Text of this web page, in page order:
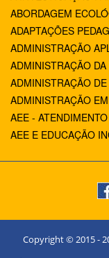
ABORDAGEM
ADAPTAÇÕES
ADMINISTRAÇÃO
ADMINISTRAÇÃO
ADMINISTRAÇÃO
ADMINISTRAÇÃO
AEE -
AEE E EDUCAÇÃO
Copyright © 2015 -